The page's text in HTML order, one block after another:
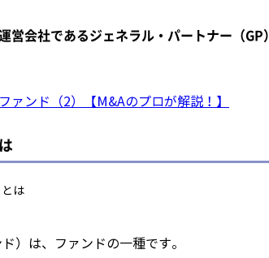
会社であるジェネラル・パートナー（GP）
ァンド（2）【M&Aのプロが解説！】
）は、ファンドの一種です。